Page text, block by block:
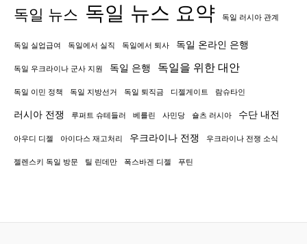
계
다.
독일 뉴스 독일 뉴스 요약 독일 러시아 관계
독일 실업급여 독일에서 실직 독일에서 퇴사 독일 온라인 은행
독일 우크라이나 군사 지원 독일 은행 독일을 위한 대안
독일 이민 정책 독일 지방선거 독일 퇴직금 디젤게이트 람슈타인
러시아 전쟁 루퍼트 슈테들러 베를린 사민당 숄츠 러시아 수단 내전
아우디 디젤 아이다스 재고처리 우크라이나 전쟁 우크라이나 전쟁 소식
젤렌스키 독일 방문 틸 린데만 폭스바겐 디젤 푸틴